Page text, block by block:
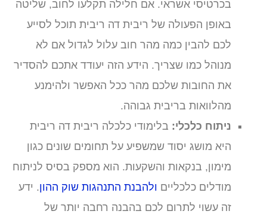
בכרטיסי אשראי. אם חלילה תקלעו לחוב, שליטה
באופן הפעולה של ריבית דה ריבית תוכל לסייע
לכם להבין כמה מהר חוב עלול לגדול אם לא
מנוהל כמו שצריך. הידע הזה יעודד אתכם להסדיר
את החובות שלכם מהר ככל האפשר ולהימנע
מהלוואות בריבית גבוהה.
ניתוח כלכלי:בלימודי כלכלה ריבית דה ריבית
היא מושג יסוד שמשפיע על תחומים שונים כגון
מימון, בנקאות והשקעות. הוא מספק בסיס לניתוח
מודלים כלכלייםולהבנת התנהגות שוק ההון. ידע
זה עשוי לתרום לכם בהבנה רחבה יותר של